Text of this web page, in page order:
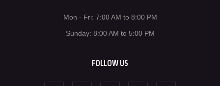
Mon - Fri: 7:00 AM to 8:00 PM
Sunday: 8:00 AM to 5:00 PM
FOLLOW US